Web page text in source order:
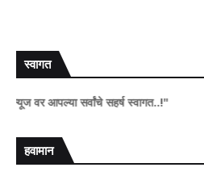
स्वागत
सर्वांचे सहर्ष स्वागत..!"
हवामान